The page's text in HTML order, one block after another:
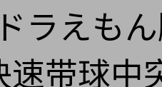
ラえも
速带球中